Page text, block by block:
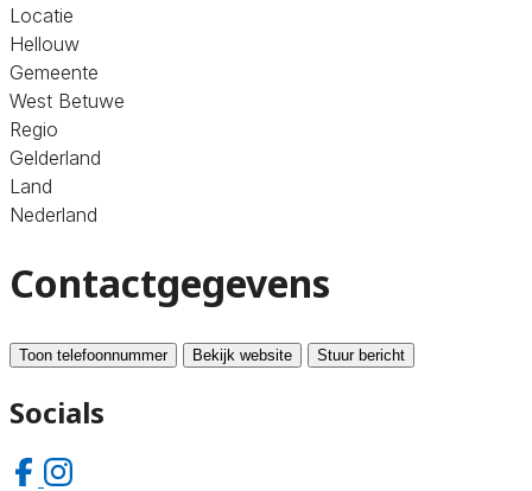
Locatie
Hellouw
Gemeente
West Betuwe
Regio
Gelderland
Land
Nederland
Contactgegevens
Toon telefoonnummer Bekijk website Stuur bericht
Socials